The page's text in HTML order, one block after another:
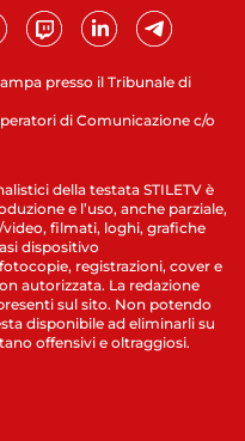
presso il Tribunale di
di Comunicazione c/o
della testata STILETV è
e l’uso, anche parziale,
filmati, loghi, grafiche
dispositivo
registrazioni, cover e
autorizzata. La redazione
sul sito. Non potendo
disponibile ad eliminarli su
offensivi e oltraggiosi.